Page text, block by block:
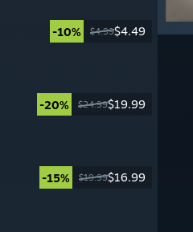
-10% $4.99$4.49
-20% $24.99$19.99
-15% $19.99$16.99